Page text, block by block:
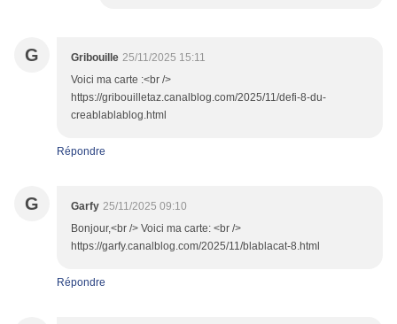
G Gribouille 25/11/2025 15:11
Voici ma carte :<br />
https://gribouilletaz.canalblog.com/2025/11/defi-8-du-
creablablablog.html
Répondre
G Garfy 25/11/2025 09:10
Bonjour,<br /> Voici ma carte: <br />
https://garfy.canalblog.com/2025/11/blablacat-8.html
Répondre